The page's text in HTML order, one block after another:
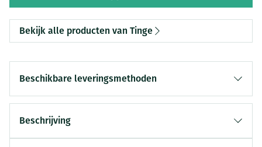
Bekijk alle producten van Tinge
Beschikbare leveringsmethoden
Beschrijving